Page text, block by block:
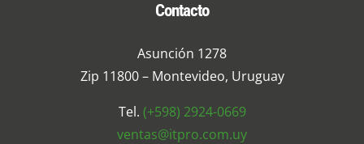
Contacto
Asunción 1278
Zip 11800 – Montevideo, Uruguay
Tel. (+598) 2924-0669
ventas@itpro.com.uy